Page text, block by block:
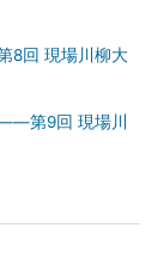
8回 現場川柳大
第9回 現場川